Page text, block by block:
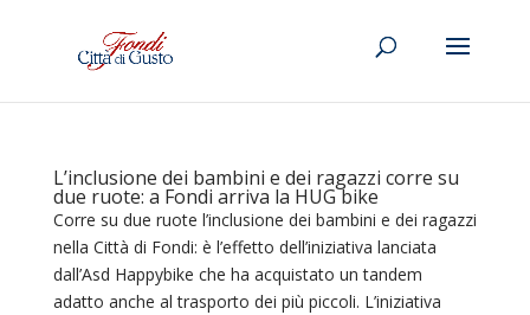
L’inclusione dei bambini e dei ragazzi corre su
due ruote: a Fondi arriva la HUG bike
Corre su due ruote l’inclusione dei bambini e dei ragazzi
nella Città di Fondi: è l’effetto dell’iniziativa lanciata
dall’Asd Happybike che ha acquistato un tandem
adatto anche al trasporto dei più piccoli. L’iniziativa